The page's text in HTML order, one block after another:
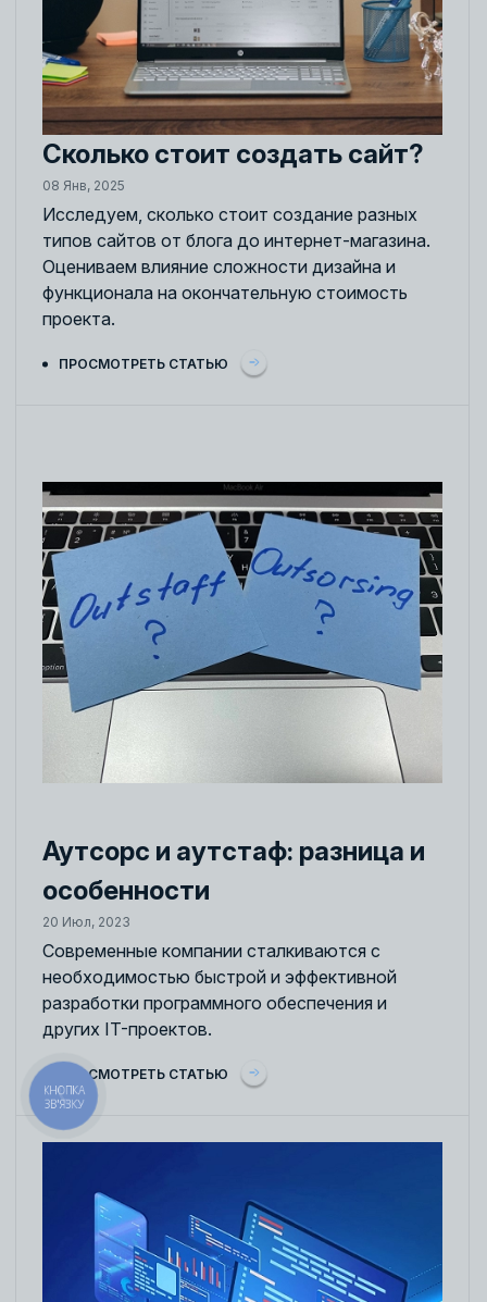
Сколько стоит создать сайт?
08 Янв, 2025
Исследуем, сколько стоит создание разных
типов сайтов от блога до интернет-магазина.
Оцениваем влияние сложности дизайна и
функционала на окончательную стоимость
проекта.
ПРОСМОТРЕТЬ СТАТЬЮ
Аутсорс и аутстаф: разница и
особенности
20 Июл, 2023
Современные компании сталкиваются с
необходимостью быстрой и эффективной
разработки программного обеспечения и
других IT-проектов.
ПРОСМОТРЕТЬ СТАТЬЮ
КНОПКА
ЗВ'ЯЗКУ